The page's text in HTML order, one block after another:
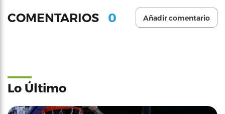
COMENTARIOS 0 Añadir comentario
Lo Último